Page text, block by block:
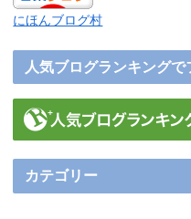
にほんブログ村
人気ブログランキングで
カテゴリー